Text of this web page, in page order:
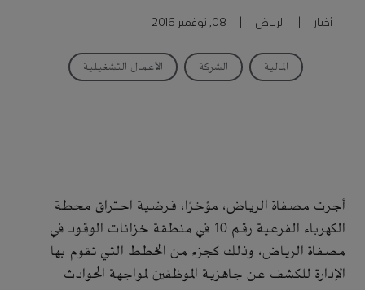
أخبار الرياض 08, نوفمبر 2016
المالية الشركة الأعمال التشغيلية
أجرت مصفاة الرياض، مؤخرًا، فرضية احتراق محطة
الكهرباء الفرعية رقم 10 في منطقة خزانات الوقود في
مصفاة الرياض، وذلك كجزء من الخطط التي تقوم بها
الإدارة للكشف عن جاهزية الموظفين لمواجهة الحوادث